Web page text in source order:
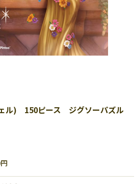
ル) 150ピース ジグソーパズル